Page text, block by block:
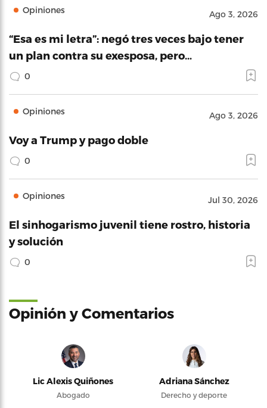
Opiniones Ago 3, 2026
“Esa es mi letra”: negó tres veces bajo tener
un plan contra su exesposa, pero…
0
Opiniones Ago 3, 2026
Voy a Trump y pago doble
0
Opiniones Jul 30, 2026
El sinhogarismo juvenil tiene rostro, historia
y solución
0
Opinión y Comentarios
Lic Alexis Quiñones
Abogado
Adriana Sánchez
Derecho y deporte